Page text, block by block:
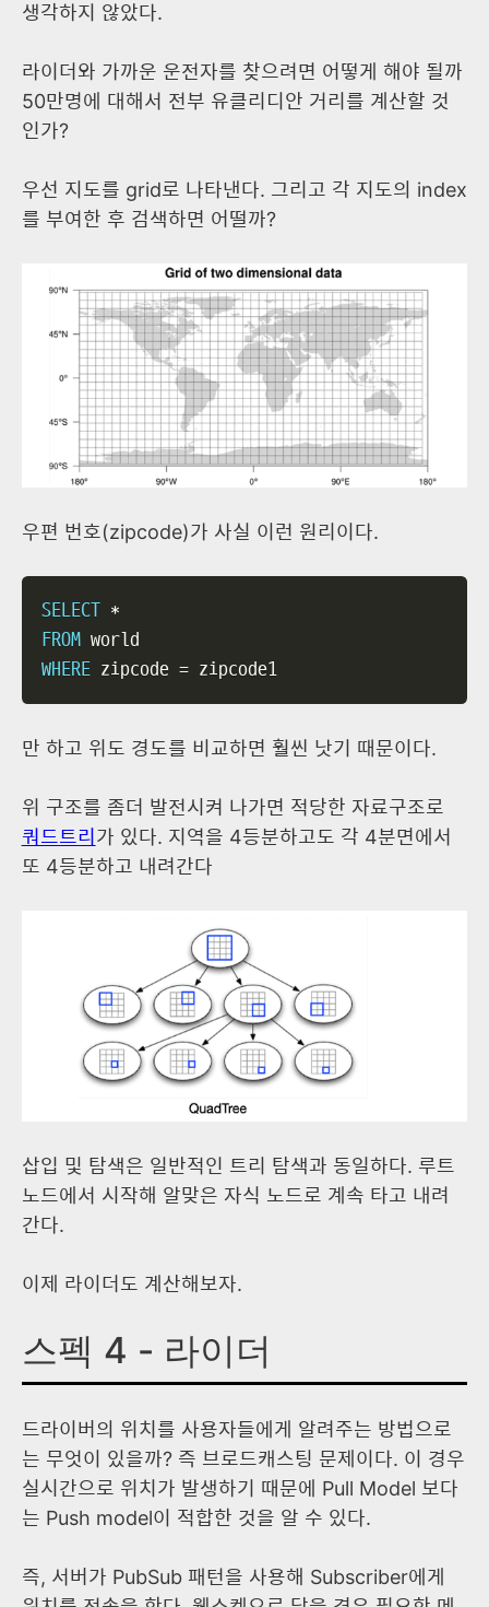
생각하지 않았다.
라이더와 가까운 운전자를 찾으려면 어떻게 해야 될까
50만명에 대해서 전부 유클리디안 거리를 계산할 것
인가?
우선 지도를 grid로 나타낸다. 그리고 각 지도의 index
를 부여한 후 검색하면 어떨까?
우편 번호(zipcode)가 사실 이런 원리이다.
SELECT *
FROM
WHERE zipcode = zipcode1
만 하고 위도 경도를 비교하면 훨씬 낫기 때문이다.
위 구조를 좀더 발전시켜 나가면 적당한 자료구조로
쿼드트리 가 있다. 지역을 4등분하고도 각 4분면에서
또 4등분하고 내려간다
삽입 및 탐색은 일반적인 트리 탐색과 동일하다. 루트
노드에서 시작해 알맞은 자식 노드로 계속 타고 내려
간다.
이제 라이더도 계산해보자.
스펙 4 - 라이더
드라이버의 위치를 사용자들에게 알려주는 방법으로
는 무엇이 있을까? 즉 브로드캐스팅 문제이다. 이 경우
실시간으로 위치가 발생하기 때문에 Pull Model 보다
는 Push model이 적합한 것을 알 수 있다.
즉, 서버가 PubSub 패턴을 사용해 Subscriber에게